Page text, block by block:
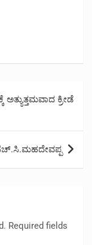
ಕ್ರೀಡೆ
Required fields